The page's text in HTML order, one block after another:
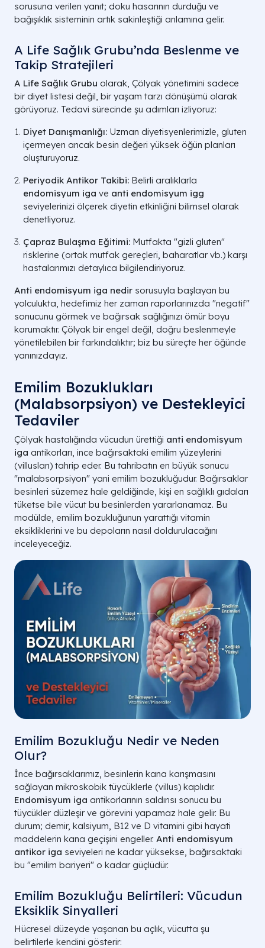
sorusuna verilen yanıt; doku hasarının durduğu ve
bağışıklık sisteminin artık sakinleştiği anlamına gelir.
A Life Sağlık Grubu’nda Beslenme ve
Takip Stratejileri
A Life Sağlık Grubu olarak, Çölyak yönetimini sadece
bir diyet listesi değil, bir yaşam tarzı dönüşümü olarak
görüyoruz. Tedavi sürecinde şu adımları izliyoruz:
Diyet Danışmanlığı: Uzman diyetisyenlerimizle, gluten
içermeyen ancak besin değeri yüksek öğün planları
oluşturuyoruz.
Periyodik Antikor Takibi: Belirli aralıklarla
endomisyum iga ve anti endomisyum igg
seviyelerinizi ölçerek diyetin etkinliğini bilimsel olarak
denetliyoruz.
Çapraz Bulaşma Eğitimi: Mutfakta "gizli gluten"
risklerine (ortak mutfak gereçleri, baharatlar vb.) karşı
hastalarımızı detaylıca bilgilendiriyoruz.
Anti endomisyum iga nedir sorusuyla başlayan bu
yolculukta, hedefimiz her zaman raporlarınızda "negatif"
sonucunu görmek ve bağırsak sağlığınızı ömür boyu
korumaktır. Çölyak bir engel değil, doğru beslenmeyle
yönetilebilen bir farkındalıktır; biz bu süreçte her öğünde
yanınızdayız.
Emilim Bozuklukları
(Malabsorpsiyon) ve Destekleyici
Tedaviler
Çölyak hastalığında vücudun ürettiği anti endomisyum
iga antikorları, ince bağırsaktaki emilim yüzeylerini
(villusları) tahrip eder. Bu tahribatın en büyük sonucu
"malabsorpsiyon" yani emilim bozukluğudur. Bağırsaklar
besinleri süzemez hale geldiğinde, kişi en sağlıklı gıdaları
tüketse bile vücut bu besinlerden yararlanamaz. Bu
modülde, emilim bozukluğunun yarattığı vitamin
eksikliklerini ve bu depoların nasıl doldurulacağını
inceleyeceğiz.
Emilim Bozukluğu Nedir ve Neden
Olur?
İnce bağırsaklarımız, besinlerin kana karışmasını
sağlayan mikroskobik tüycüklerle (villus) kaplıdır.
Endomisyum iga antikorlarının saldırısı sonucu bu
tüycükler düzleşir ve görevini yapamaz hale gelir. Bu
durum; demir, kalsiyum, B12 ve D vitamini gibi hayati
maddelerin kana geçişini engeller. Anti endomisyum
antikor iga seviyeleri ne kadar yüksekse, bağırsaktaki
bu "emilim bariyeri" o kadar güçlüdür.
Emilim Bozukluğu Belirtileri: Vücudun
Eksiklik Sinyalleri
Hücresel düzeyde yaşanan bu açlık, vücutta şu
belirtilerle kendini gösterir: